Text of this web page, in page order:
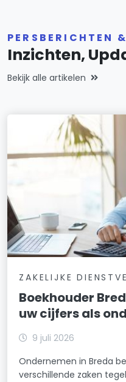
PERSBERICHTEN
Inzichten,
Bekijk alle artikelen
ZAKELIJKE
Boekhouder
uw cijfers als
9 juli 2026
Ondernemen in Breda
verschillende zaken